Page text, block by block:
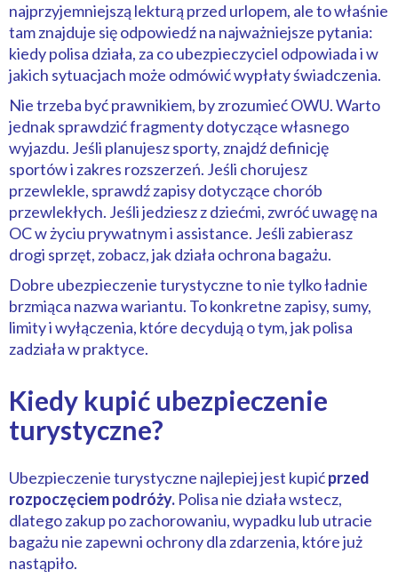
najprzyjemniejszą lekturą przed urlopem, ale to właśnie
tam znajduje się odpowiedź na najważniejsze pytania:
kiedy polisa działa, za co ubezpieczyciel odpowiada i w
jakich sytuacjach może odmówić wypłaty świadczenia.
Nie trzeba być prawnikiem, by zrozumieć OWU. Warto
jednak sprawdzić fragmenty dotyczące własnego
wyjazdu. Jeśli planujesz sporty, znajdź definicję
sportów i zakres rozszerzeń. Jeśli chorujesz
przewlekle, sprawdź zapisy dotyczące chorób
przewlekłych. Jeśli jedziesz z dziećmi, zwróć uwagę na
OC w życiu prywatnym i assistance. Jeśli zabierasz
drogi sprzęt, zobacz, jak działa ochrona bagażu.
Dobre ubezpieczenie turystyczne to nie tylko ładnie
brzmiąca nazwa wariantu. To konkretne zapisy, sumy,
limity i wyłączenia, które decydują o tym, jak polisa
zadziała w praktyce.
Kiedy kupić ubezpieczenie
turystyczne?
Ubezpieczenie turystyczne najlepiej jest kupićprzed
rozpoczęciem podróży. Polisa nie działa wstecz,
dlatego zakup po zachorowaniu, wypadku lub utracie
bagażu nie zapewni ochrony dla zdarzenia, które już
nastąpiło.